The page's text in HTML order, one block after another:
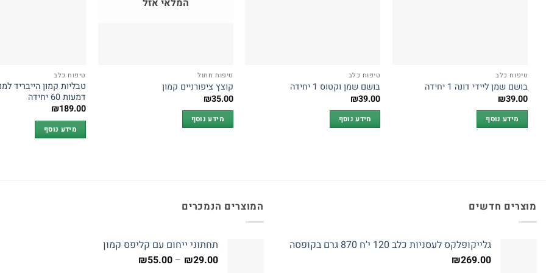
טיפוח כלב
בושם שמן ליידי דונה 1 יחידה
₪39.00
מידע נוסף
טיפוח כלב
בושם שמן וקטוס 1 יחידה
₪39.00
מידע נוסף
המלאי אזל
טיפוח חתול
קוצץ ציפורניים קמון
₪35.00
מידע נוסף
טיפוח כלב
טבליות קמון הייבריד
דמעות 60 יחידה
₪189.00
מידע נוסף
מוצרים חדשים
גלייקופלקס לעסניות כלב 120 י'ח 870 גרם בקופסה
₪269.00
המוצרים הנמכרים
תחתוני ייחום עם קליפס קמון
₪29.00
–
₪55.00